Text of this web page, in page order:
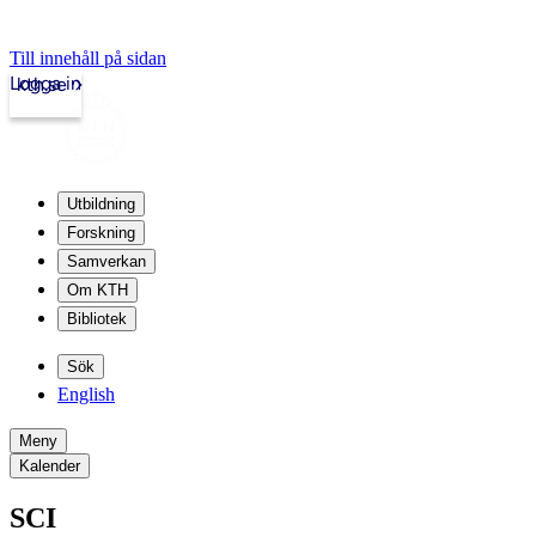
Till innehåll på sidan
kth.se
Logga in
Utbildning
Forskning
Samverkan
Om KTH
Bibliotek
Sök
English
Meny
Kalender
SCI